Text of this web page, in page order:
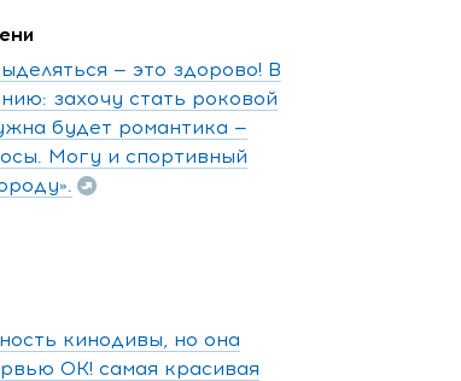
— это здорово! В
захочу стать роковой
будет романтика —
Могу и спортивный
кинодивы, но она
ОК! самая красивая